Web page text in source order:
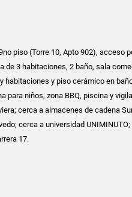
piso (Torre 10, Apto 902), acceso
de 3 habitaciones, 2 baño, sala
habitaciones y piso cerámico en
para niños, zona BBQ, piscina y
cerca a almacenes de cadena
cerca a universidad
17.